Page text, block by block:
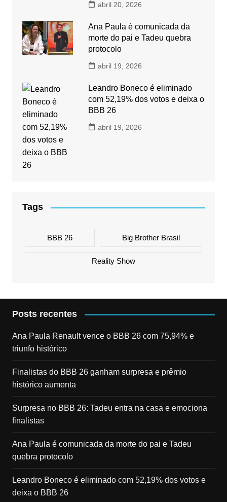
abril 20, 2026
Ana Paula é comunicada da
morte do pai e Tadeu quebra
protocolo
abril 19, 2026
Leandro Boneco é eliminado
com 52,19% dos votos e deixa o
BBB 26
abril 19, 2026
Tags
BBB 26 Big Brother Brasil
Reality Show
Posts recentes
Ana Paula Renault vence o BBB 26 com 75,94% e
triunfo histórico
Finalistas do BBB 26 ganham surpresa e prêmio
histórico aumenta
Surpresa no BBB 26: Tadeu entra na casa e emociona
finalistas
Ana Paula é comunicada da morte do pai e Tadeu
quebra protocolo
Leandro Boneco é eliminado com 52,19% dos votos e
deixa o BBB 26